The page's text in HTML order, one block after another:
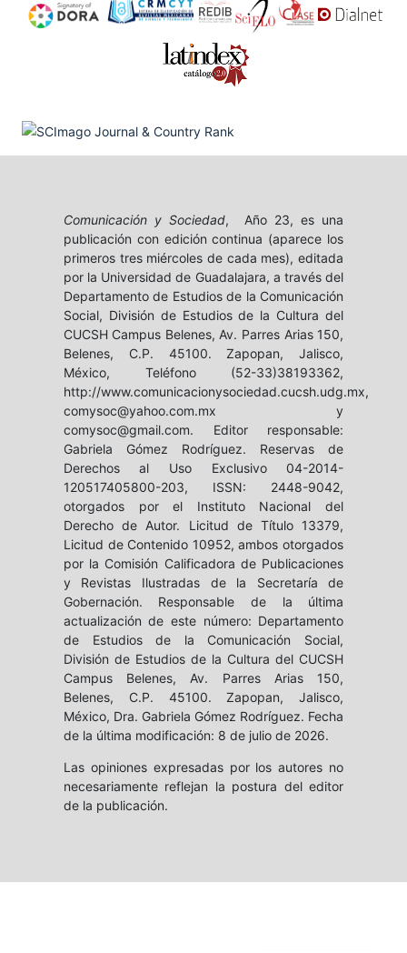
Comunicación y Sociedad, Año 23, es una
publicación con edición continua (aparece los
primeros tres miércoles de cada mes), editada
por la Universidad de Guadalajara, a través del
Departamento de Estudios de la Comunicación
Social, División de Estudios de la Cultura del
CUCSH Campus Belenes, Av. Parres Arias 150,
Belenes, C.P. 45100. Zapopan, Jalisco,
México, Teléfono (52-33)38193362,
http://www.comunicacionysociedad.cucsh.udg.mx,
comysoc@yahoo.com.mx y
comysoc@gmail.com. Editor responsable:
Gabriela Gómez Rodríguez. Reservas de
Derechos al Uso Exclusivo 04-2014-
120517405800-203, ISSN: 2448-9042,
otorgados por el Instituto Nacional del
Derecho de Autor. Licitud de Título 13379,
Licitud de Contenido 10952, ambos otorgados
por la Comisión Calificadora de Publicaciones
y Revistas Ilustradas de la Secretaría de
Gobernación. Responsable de la última
actualización de este número: Departamento
de Estudios de la Comunicación Social,
División de Estudios de la Cultura del CUCSH
Campus Belenes, Av. Parres Arias 150,
Belenes, C.P. 45100. Zapopan, Jalisco,
México, Dra. Gabriela Gómez Rodríguez. Fecha
de la última modificación: 8 de julio de 2026.
Las opiniones expresadas por los autores no
necesariamente reflejan la postura del editor
de la publicación.